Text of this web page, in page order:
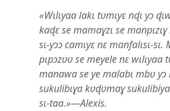
«Wɩlɩyaa lakɩ tʋmɩyɛ nɖɩ yɔ
kaɖɛ se mamaɣzɩ se
sɩ-yɔɔ camɩyɛ nɛ manfalɩsɩ-
pɩpɔzʋʋ se meyele nɛ wɩlɩyaa
manawa se ye malabɩ mbʋ yɔ
sukulibɩɣa kʋɖʋmaɣ sukulibiya
sɩ-taa.»—Alexis.